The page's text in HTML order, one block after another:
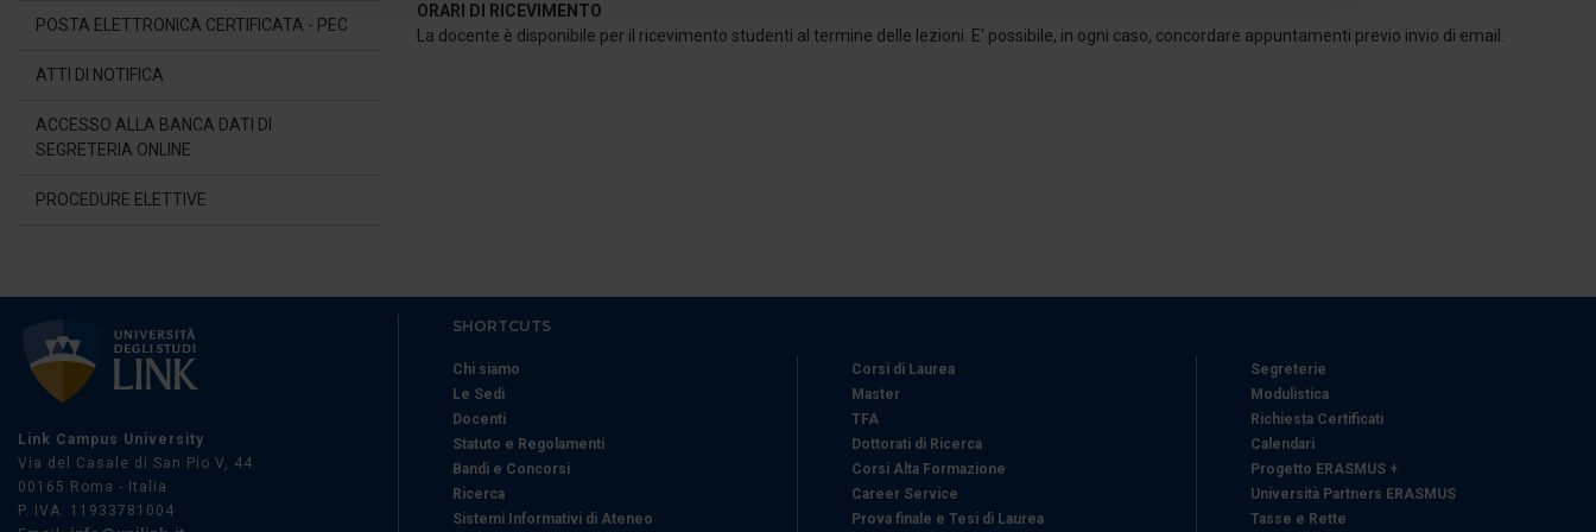
di analisi dei dati web, pubblicità e social media, i quali potrebbero combinarle con altre informazioni che ha fornito loro o
POSTA ELETTRONICA CERTIFICATA - PEC
ATTI DI NOTIFICA
ACCESSO ALLA BANCA DATI DI
SEGRETERIA ONLINE
PROCEDURE ELETTIVE
ORARI DI RICEVIMENTO
La docente è disponibile per il ricevimento studenti al termine delle lezioni. E' possibile, in ogni caso, concordare appuntamenti previo invio di email.
Link Campus University
Via del Casale di San Pio V, 44
00165 Roma - Italia
P. IVA: 11933781004
SHORTCUTS
Chi siamo
Le Sedi
Docenti
Statuto e Regolamenti
Bandi e Concorsi
Ricerca
Sistemi Informativi di Ateneo
Corsi di Laurea
Master
TFA
Dottorati di Ricerca
Corsi Alta Formazione
Career Service
Prova finale e Tesi di Laurea
Segreterie
Modulistica
Richiesta Certificati
Calendari
Progetto ERASMUS +
Università Partners ERASMUS
Tasse e Rette